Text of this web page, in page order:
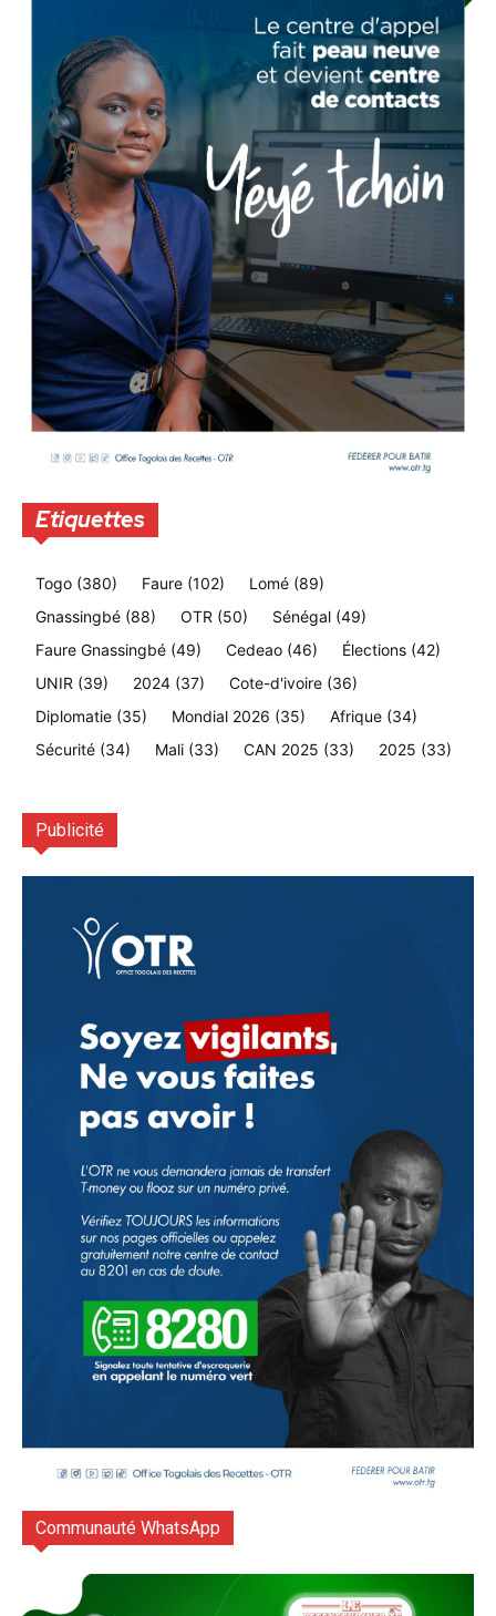
Etiquettes
Togo (380) Faure (102) Lomé (89)
Gnassingbé (88) OTR (50) Sénégal (49)
Faure Gnassingbé (49) Cedeao (46) Élections (42)
UNIR (39) 2024 (37) Cote-d'ivoire (36)
Diplomatie (35) Mondial 2026 (35) Afrique (34)
Sécurité (34) Mali (33) CAN 2025 (33) 2025 (33)
Publicité
Communauté WhatsApp